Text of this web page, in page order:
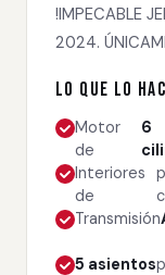
!IMPECABLE
2024.
Lo que lo
Motor
de
6
Interiores
de
Transmisión
5 asientos